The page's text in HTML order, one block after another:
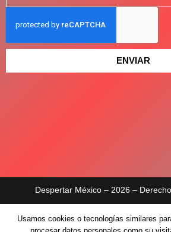
ENVIAR
Despertar México – 2026 –
Aviso de privacidad
Usamos cookies o tecnologías similares